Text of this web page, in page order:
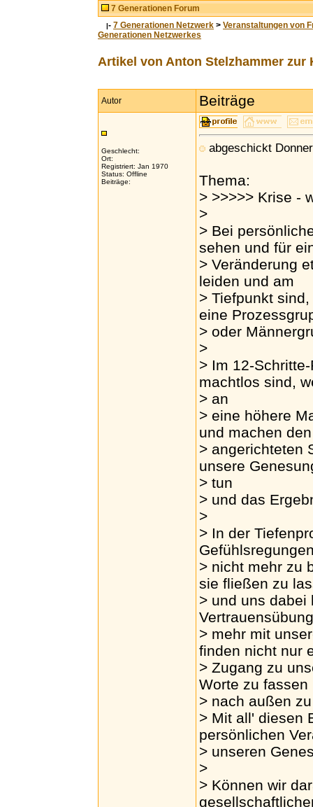
7 Generationen Forum
|- 7 Generationen Netzwerk > Veranstaltungen von
Generationen Netzwerkes
Artikel von Anton Stelzhammer zur
Autor Beiträge
Geschlecht:
Ort:
Registriert: Jan 1970
Status: Offline
Beiträge:
abgeschickt
Thema:
> >>>>> Krise -
>
> Bei
sehen und für
> Veränderung
leiden und am
> Tiefpunkt
eine
> oder
>
> Im 12-
machtlos sind,
> an
> eine höhere
und machen den
> angerichteten
unsere
> tun
> und das
>
> In der
> nicht mehr zu
sie fließen zu
> und uns dabei
> mehr mit
finden nicht nur
> Zugang zu
Worte zu fassen
> nach außen
> Mit all' diesen
persönlichen
> unseren
>
> Können wir